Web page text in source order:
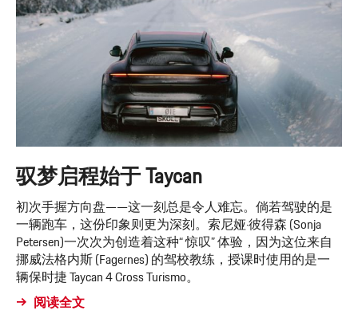
驭梦启程始于 Taycan
初次手握方向盘——这一刻总是令人难忘。倘若驾驶的是
一辆跑车，这份印象则更为深刻。索尼娅·彼得森 (Sonja
Petersen)一次次为创造着这种“ 惊叹” 体验，因为这位来自
挪威法格内斯 (Fagernes) 的驾校教练，授课时使用的是一
辆保时捷 Taycan 4 Cross Turismo。
阅读全文